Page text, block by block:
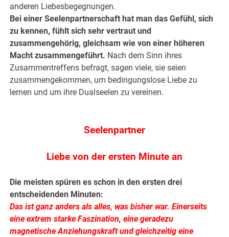
anderen Liebesbegegnungen.
Bei einer Seelenpartnerschaft hat man das Gefühl, sich
zu kennen, fühlt sich sehr vertraut und
zusammengehörig, gleichsam wie von einer höheren
Macht zusammengeführt. Nach dem Sinn ihres
Zusammentreffens befragt, sagen viele, sie seien
zusammengekommen, um bedingungslose Liebe zu
lernen und um ihre Dualseelen zu vereinen.
Seelenpartner
Liebe von der ersten Minute an
Die meisten spüren es schon in den ersten drei
entscheidenden Minuten:
Das ist ganz anders als alles, was bisher war. Einerseits
eine extrem starke Faszination, eine geradezu
magnetische Anziehungskraft und gleichzeitig eine